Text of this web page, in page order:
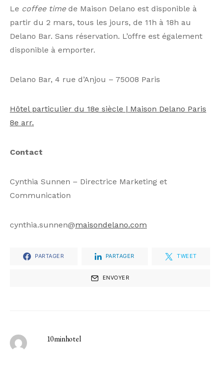
Le coffee timede Maison Delano est disponible à
partir du 2 mars, tous les jours, de 11h à 18h au
Delano Bar. Sans réservation. L’offre est également
disponible à emporter.
Delano Bar, 4 rue d’Anjou – 75008 Paris
Hôtel particulier du 18e siècle | Maison Delano Paris
8e arr.
Contact
Cynthia Sunnen – Directrice Marketing et
Communication
cynthia.sunnen@maisondelano.com
PARTAGER PARTAGER TWEET
ENVOYER
10minhotel